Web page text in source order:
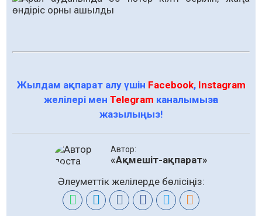
Жылдам ақпарат алу үшін Facebook, Instagram
желілері мен Telegram каналымызға
жазылыңыз!
Автор:
«Ақмешіт-ақпарат»
Әлеуметтік желілерде бөлісіңіз: